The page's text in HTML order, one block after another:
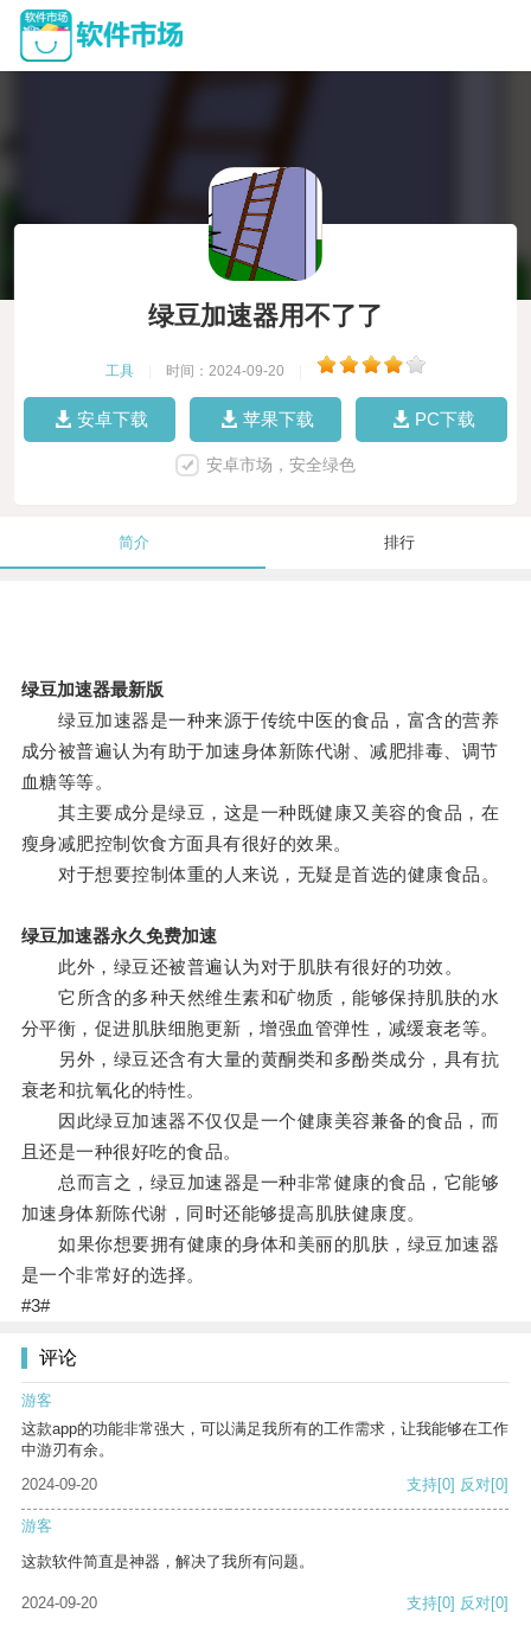
绿豆加速器用不了了
工具 时间：2024-09-20
安卓下载 苹果下载 PC下载
安卓市场，安全绿色
简介 排行
绿豆加速器最新版
绿豆加速器是一种来源于传统中医的食品，富含的营养
成分被普遍认为有助于加速身体新陈代谢、减肥排毒、调节
血糖等等。
其主要成分是绿豆，这是一种既健康又美容的食品，在
瘦身减肥控制饮食方面具有很好的效果。
对于想要控制体重的人来说，无疑是首选的健康食品。
绿豆加速器永久免费加速
此外，绿豆还被普遍认为对于肌肤有很好的功效。
它所含的多种天然维生素和矿物质，能够保持肌肤的水
分平衡，促进肌肤细胞更新，增强血管弹性，减缓衰老等。
另外，绿豆还含有大量的黄酮类和多酚类成分，具有抗
衰老和抗氧化的特性。
因此绿豆加速器不仅仅是一个健康美容兼备的食品，而
且还是一种很好吃的食品。
总而言之，绿豆加速器是一种非常健康的食品，它能够
加速身体新陈代谢，同时还能够提高肌肤健康度。
如果你想要拥有健康的身体和美丽的肌肤，绿豆加速器
是一个非常好的选择。
#3#
评论
游客
这款app的功能非常强大，可以满足我所有的工作需求，让我能够在工作
中游刃有余。
2024-09-20
支持[0] 反对[0]
游客
这款软件简直是神器，解决了我所有问题。
2024-09-20 支持[0] 反对[0]